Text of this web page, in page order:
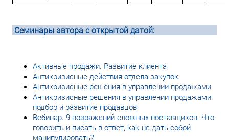
Семинары автора с открытой датой:
Активные продажи. Развитие клиента
Антикризисные действия отдела закупок
Антикризисные решения в управлении продажами
Антикризисные решения в управлении продажами:
подбор и развитие продавцов
Вебинар. 9 возражений сложных поставщиков. Что
говорить и писать в ответ, как не дать собой
манипулировать?